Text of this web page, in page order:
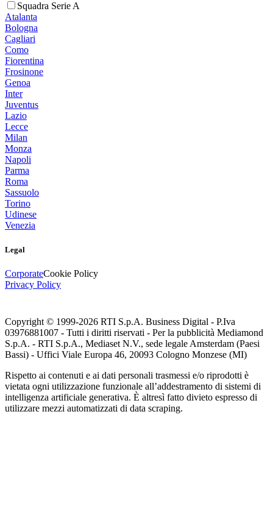
Squadra Serie A
Atalanta
Bologna
Cagliari
Como
Fiorentina
Frosinone
Genoa
Inter
Juventus
Lazio
Lecce
Milan
Monza
Napoli
Parma
Roma
Sassuolo
Torino
Udinese
Venezia
Legal
CorporateCookie Policy
Privacy Policy
Copyright © 1999-2026 RTI S.p.A. Business Digital - P.Iva
03976881007 - Tutti i diritti riservati - Per la pubblicità Mediamond
S.p.A. - RTI S.p.A., Mediaset N.V., sede legale Amsterdam (Paesi
Bassi) - Uffici Viale Europa 46, 20093 Cologno Monzese (MI)
Rispetto ai contenuti e ai dati personali trasmessi e/o riprodotti è
vietata ogni utilizzazione funzionale all’addestramento di sistemi di
intelligenza artificiale generativa. È altresì fatto divieto espresso di
utilizzare mezzi automatizzati di data scraping.